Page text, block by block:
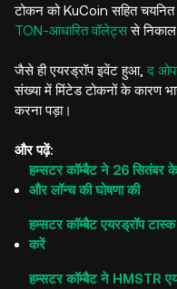
टोकन को KuCoin सहित चयनित
TON-आधारित वॉलेट्ससे
जैसे ही एयरड्रॉप इवेंट हुआ, द
संख्या में मिंटेड टोकनों के कारण
करना पड़ा।
और पढ़ें:
हम्सटर कॉम्बैट ने 26 सितंबर
और लॉन्च की घोषणा की
हम्सटर कॉम्बैट एयरड्रॉप
करें
हम्सटर कॉम्बैट ने HMSTR